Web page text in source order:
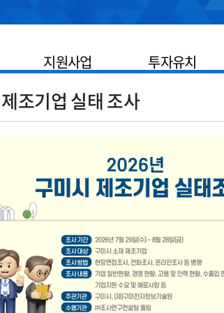
지원사업 투자유치
조기업 실태 조사